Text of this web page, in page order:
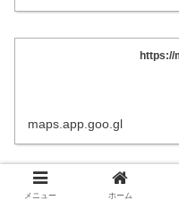
https://
maps.app.goo.gl
メニュー ホーム